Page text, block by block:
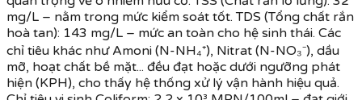
mg/L – nằm trong mức kiểm soát tốt. TDS (Tổng chất rắn
hoà tan): 143 mg/L – mức an toàn cho hệ sinh thái. Các
chỉ tiêu khác như Amoni (N-NH₄⁺), Nitrat (N-NO₃⁻), dầu
mỡ, hoạt chất bề mặt... đều đạt hoặc dưới ngưỡng phát
hiện (KPH), cho thấy hệ thống xử lý vận hành hiệu quả.